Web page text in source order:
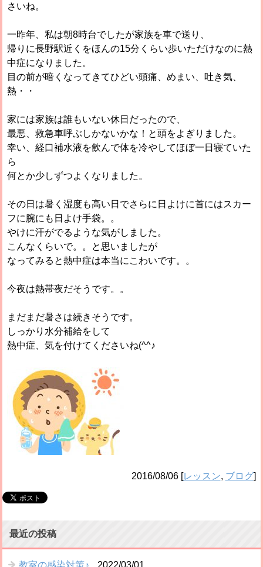
さいね。
一昨年、私は朝8時台でしたが家族を車で送り、
帰りに長野駅近くをほんの15分くらい歩いただけなのに熱
中症になりました。
目の前が暗くなってきてひどい頭痛、めまい、吐き気、
熱・・
家には家族は誰もいない休日だったので、
最悪、救急車呼ぶしかないかな！と頭をよぎりました。
幸い、経口補水液を飲んで体を冷やしてほぼ一日寝ていた
ら
何とか少しずつよくなりました。
その日は暑く湿度も高い日でさらに日よけに首にはスカー
フに腕にも日よけ手袋。。
やけに汗がでるような気がしました。
こんなくらいで。。と思いましたが
なってみると熱中症は本当にこわいです。。
今夜は熱帯夜だそうです。。
まだまだ暑さは続きそうです。
しっかり水分補給をして
熱中症、気を付けてくださいね(^^♪
2016/08/06[レッスン, ブログ]
最近の投稿
教室の感染対策♪ 2022/03/01